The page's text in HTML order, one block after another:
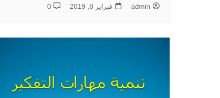
admin فبراير 8, 2019 0